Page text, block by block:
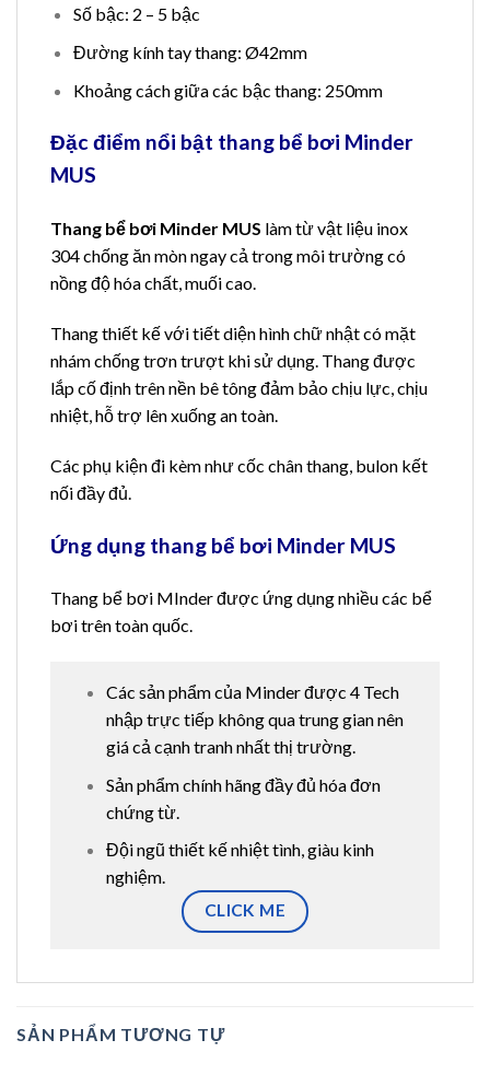
Số bậc: 2 – 5 bậc
Đường kính tay thang: Ø42mm
Khoảng cách giữa các bậc thang: 250mm
Đặc điểm nổi bật thang bể bơi Minder
MUS
Thang bể bơi Minder MUS làm từ vật liệu inox
304 chống ăn mòn ngay cả trong môi trường có
nồng độ hóa chất, muối cao.
Thang thiết kế với tiết diện hình chữ nhật có mặt
nhám chống trơn trượt khi sử dụng. Thang được
lắp cố định trên nền bê tông đảm bảo chịu lực, chịu
nhiệt, hỗ trợ lên xuống an toàn.
Các phụ kiện đi kèm như cốc chân thang, bulon kết
nối đầy đủ.
Ứng dụng thang bể bơi Minder MUS
Thang bể bơi MInder được ứng dụng nhiều các bể
bơi trên toàn quốc.
Các sản phẩm của Minder được 4 Tech
nhập trực tiếp không qua trung gian nên
giá cả cạnh tranh nhất thị trường.
Sản phẩm chính hãng đầy đủ hóa đơn
chứng từ.
Đội ngũ thiết kế nhiệt tình, giàu kinh
nghiệm.
CLICK ME
SẢN PHẨM TƯƠNG TỰ